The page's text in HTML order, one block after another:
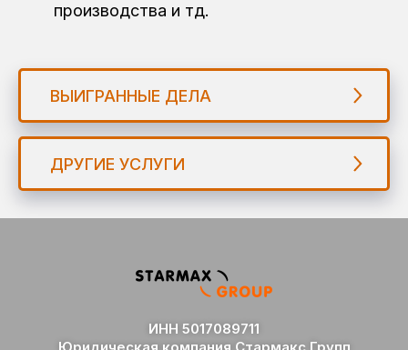
производства и тд.
ВЫИГРАННЫЕ ДЕЛА
ДРУГИЕ УСЛУГИ
ИНН 5017089711